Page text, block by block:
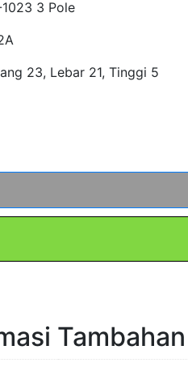
3 Pole
23, Lebar 21, Tinggi 5
Tambahan